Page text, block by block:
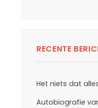
RECENTE
Het niets dat
Autobiografie